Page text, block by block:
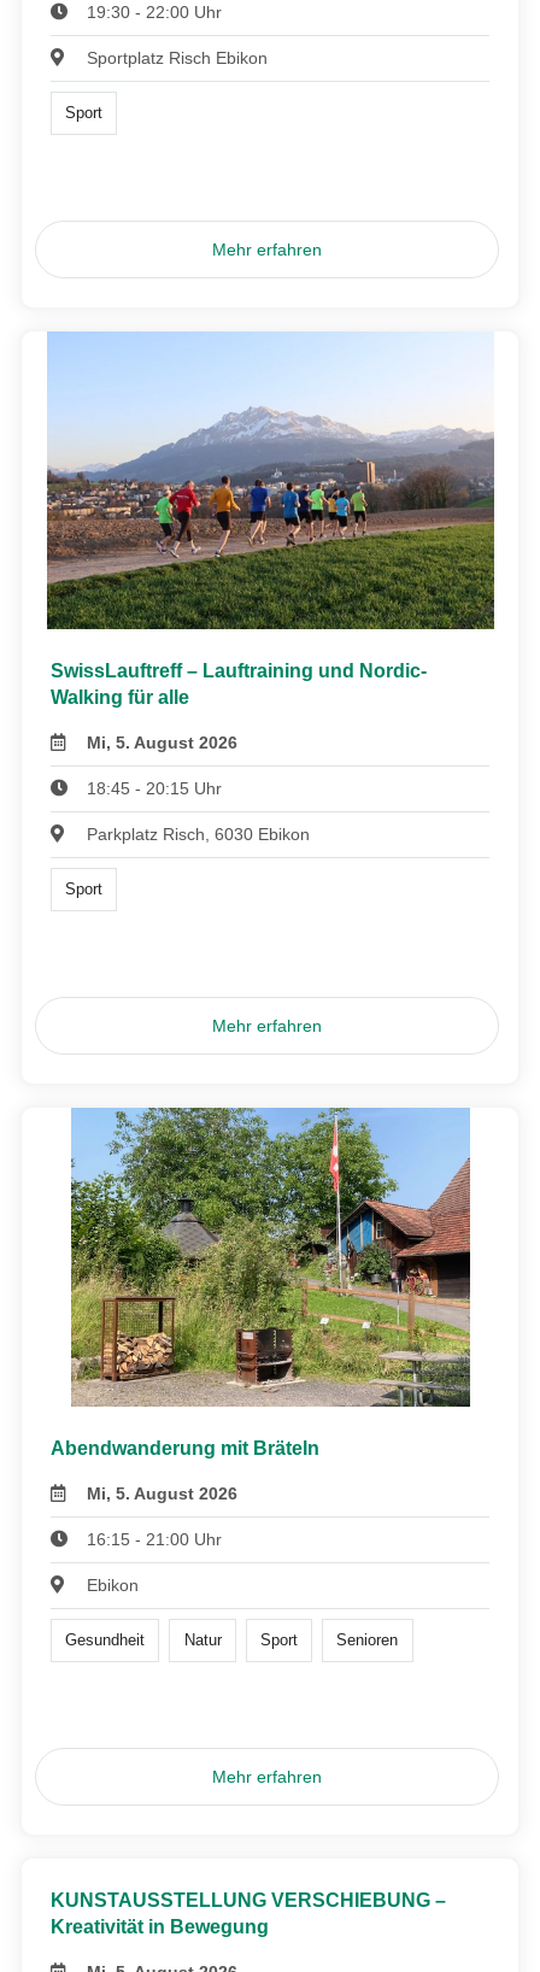
19:30 - 22:00 Uhr
Sportplatz Risch Ebikon
Sport
Mehr erfahren
SwissLauftreff – Lauftraining und Nordic-
Walking für alle
Mi, 5. August 2026
18:45 - 20:15 Uhr
Parkplatz Risch, 6030 Ebikon
Sport
Mehr erfahren
Abendwanderung mit Bräteln
Mi, 5. August 2026
16:15 - 21:00 Uhr
Ebikon
Gesundheit Natur Sport Senioren
Mehr erfahren
KUNSTAUSSTELLUNG VERSCHIEBUNG –
Kreativität in Bewegung